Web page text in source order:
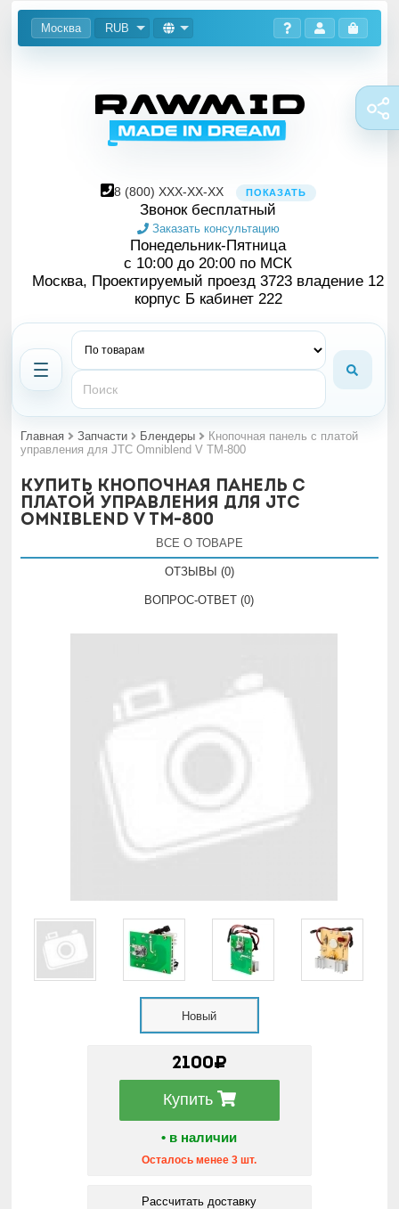
Москва RUB
8 (800) XXX-XX-XX ПОКАЗАТЬ
Звонок бесплатный
Заказать консультацию
Понедельник-Пятница
с 10:00 до 20:00 по МСК
Москва, Проектируемый проезд 3723 владение 12
корпус Б кабинет 222
Главная Запчасти Блендеры
Кнопочная панель с платой
управления для JTC Omniblend V TM-800
Купить Кнопочная панель с
платой управления для JTC
Omniblend V TM-800
ВСЕ О ТОВАРЕ
ОТЗЫВЫ (0)
ВОПРОС-ОТВЕТ (0)
Новый
2100₽
Купить
• в наличии
Осталось менее 3 шт.
Рассчитать доставку